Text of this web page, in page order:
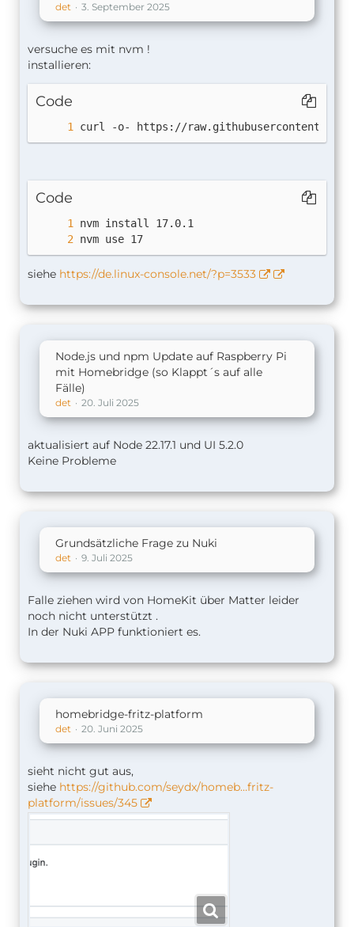
det 3. September 2025
versuche es mit nvm !
installieren:
Code
curl -o- https://
Code
nvm use 17
siehe https://de.linux-console.net/?p=3533
Node.js und npm Update auf Raspberry Pi
mit Homebridge (so Klappt´s auf alle
Fälle)
det 20. Juli 2025
aktualisiert auf Node 22.17.1 und UI 5.2.0
Keine Probleme
Grundsätzliche Frage zu Nuki
det 9. Juli 2025
Falle ziehen wird von HomeKit über Matter leider
noch nicht unterstützt .
In der Nuki APP funktioniert es.
homebridge-fritz-platform
det 20. Juni 2025
sieht nicht gut aus,
siehe https://github.com/seydx/homeb…fritz-
platform/issues/345